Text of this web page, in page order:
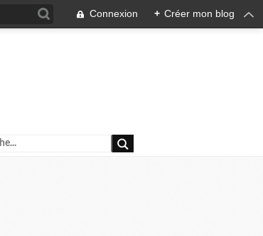
Connexion + Créer mon blog